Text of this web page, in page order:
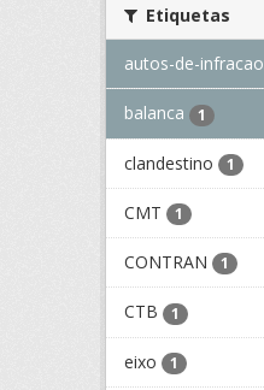
Etiquetas
autos-de-infracao
balanca 1
clandestino 1
CMT 1
CONTRAN 1
CTB 1
eixo 1